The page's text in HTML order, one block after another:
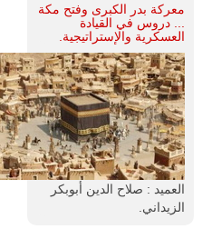
معركة بدر الكبرى وفتح مكة
... دروس في القيادة
العسكرية والإستراتيجية.
العميد : صلاح الدين أبوبكر
الزيداني.